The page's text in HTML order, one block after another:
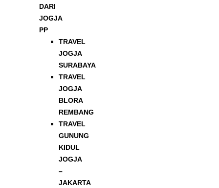
DARI
JOGJA
PP
TRAVEL
JOGJA
SURABAYA
TRAVEL
JOGJA
BLORA
REMBANG
TRAVEL
GUNUNG
KIDUL
JOGJA
–
JAKARTA